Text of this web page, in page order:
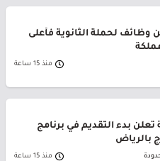
لحملة الثانوية فأعلى
منذ 15 ساعة
بدء التقديم في برنامج
بالرياض
منذ 15 ساعة